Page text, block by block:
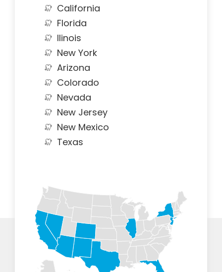
California
Florida
Ilinois
New York
Arizona
Colorado
Nevada
New Jersey
New Mexico
Texas